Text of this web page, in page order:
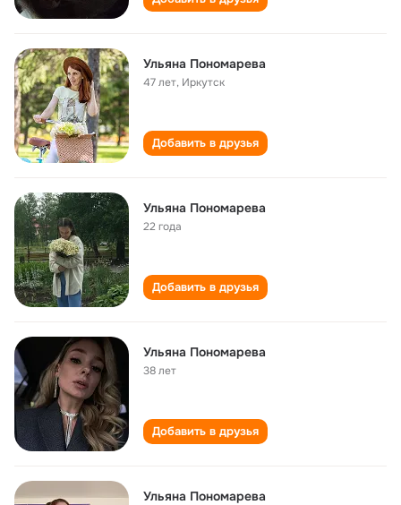
Ульяна Пономарева
47 лет, Иркутск
Добавить в друзья
Ульяна Пономарева
22 года
Добавить в друзья
Ульяна Пономарева
38 лет
Добавить в друзья
Ульяна Пономарева